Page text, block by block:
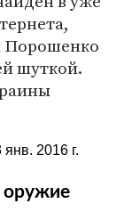
Порошенко
шуткой.
янв. 2016 г.
оружие